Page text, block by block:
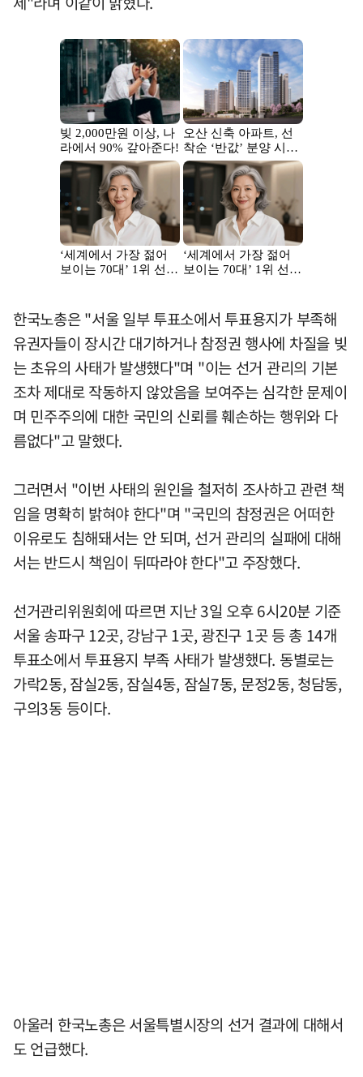
한국노총은 "서울 일부 투표소에서 투표용지가 부족해
유권자들이 장시간 대기하거나 참정권 행사에 차질을 빚
는 초유의 사태가 발생했다"며 "이는 선거 관리의 기본
조차 제대로 작동하지 않았음을 보여주는 심각한 문제이
며 민주주의에 대한 국민의 신뢰를 훼손하는 행위와 다
름없다"고 말했다.
그러면서 "이번 사태의 원인을 철저히 조사하고 관련 책
임을 명확히 밝혀야 한다"며 "국민의 참정권은 어떠한
이유로도 침해돼서는 안 되며, 선거 관리의 실패에 대해
서는 반드시 책임이 뒤따라야 한다"고 주장했다.
선거관리위원회에 따르면 지난 3일 오후 6시20분 기준
서울 송파구 12곳, 강남구 1곳, 광진구 1곳 등 총 14개
투표소에서 투표용지 부족 사태가 발생했다. 동별로는
가락2동, 잠실2동, 잠실4동, 잠실7동, 문정2동, 청담동,
구의3동 등이다.
아울러 한국노총은 서울특별시장의 선거 결과에 대해서
도 언급했다.